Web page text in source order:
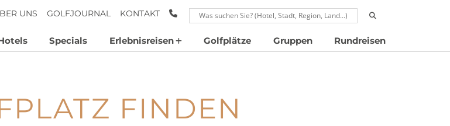
UNS GOLFJOURNAL KONTAKT ANRUFEN: 00496024677910
Specials Erlebnisreisen Golfplätze Gruppen Rundreisen
FINDEN